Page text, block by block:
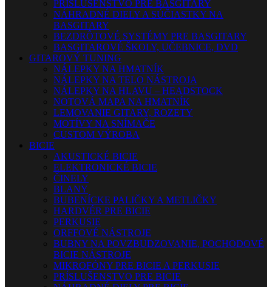
PRÍSLUŠENSTVO PRE BASGITARY
NÁHRADNÉ DIELY A SÚČIASTKY NA
BASGITARY
BEZDRÔTOVÉ SYSTÉMY PRE BASGITARY
BASGITAROVÉ ŠKOLY, UČEBNICE, DVD
GITAROVÝ TUNING
NÁLEPKY NA HMATNÍK
NÁLEPKY NA TELO NÁSTROJA
NÁLEPKY NA HLAVU – HEADSTOCK
NOTOVÁ MAPA NA HMATNÍK
LEMOVANIE GITARY, ROZETY
MOTÍVY NA SNÍMAČE
CUSTOM VÝROBA
BICIE
AKUSTICKÉ BICIE
ELEKTRONICKÉ BICIE
ČINELY
BLANY
BUBENÍCKE PALIČKY A METLIČKY
HARDVÉR PRE BICIE
PERKUSIE
ORFFOVÉ NÁSTROJE
BUBNY NA POVZBUDZOVANIE, POCHODOVÉ
BICIE NÁSTROJE
MIKROFÓNY PRE BICIE A PERKUSIE
PRÍSLUŠENSTVO PRE BICIE